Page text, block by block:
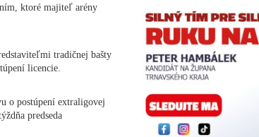
ktoré majiteľ arény
tradičnej bašty
licencie.
o postúpení extraligovej
predseda